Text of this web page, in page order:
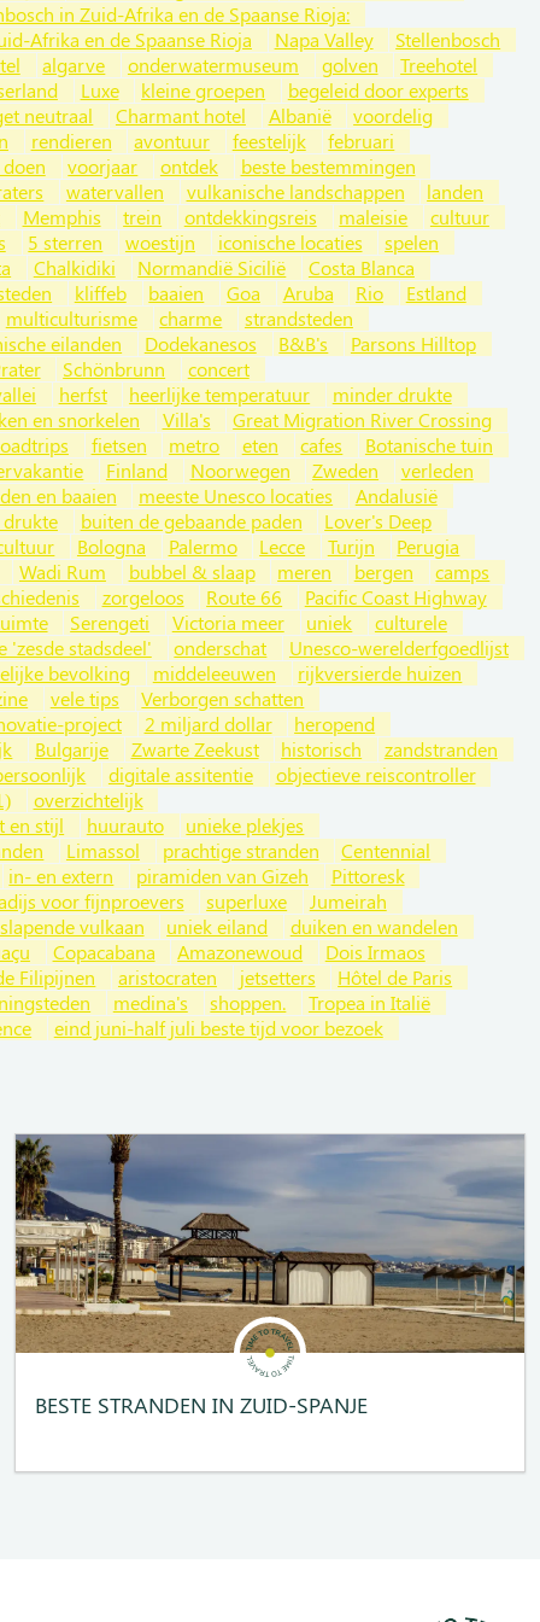
in Zuid-Afrika en de Spaanse Rioja:
Afrika en de Spaanse Rioja Napa Valley
Stellenbosch
algarve onderwatermuseum golven
Treehotel
Luxe kleine groepen
begeleid door experts
neutraal Charmant hotel Albanië
voordelig
rendieren avontuur feestelijk
februari
voorjaar ontdek
beste bestemmingen
watervallen vulkanische landschappen
landen
Memphis trein ontdekkingsreis maleisie
cultuur
5 sterren woestijn iconische locaties
spelen
Chalkidiki Normandië Sicilië
Costa Blanca
kliffeb baaien Goa Aruba Rio
Estland
multiculturisme charme
strandsteden
eilanden Dodekanesos B&B's
Parsons Hilltop
Schönbrunn
concert
herfst heerlijke temperatuur
minder drukte
en snorkelen Villa's
Great Migration River Crossing
fietsen metro eten cafes
Botanische tuin
Finland Noorwegen Zweden
verleden
en baaien meeste Unesco locaties
Andalusië
buiten de gebaande paden
Lover's Deep
Bologna Palermo Lecce Turijn
Perugia
Wadi Rum bubbel & slaap meren bergen
camps
zorgeloos Route 66
Pacific Coast Highway
Serengeti Victoria meer uniek
culturele
'zesde stadsdeel' onderschat
Unesco-werelderfgoedlijst
bevolking middeleeuwen
rijkversierde huizen
vele tips
Verborgen schatten
project 2 miljard dollar
heropend
Bulgarije Zwarte Zeekust historisch
zandstranden
digitale assitentie
objectieve reiscontroller
overzichtelijk
en stijl huurauto
unieke plekjes
Limassol prachtige stranden
Centennial
in- en extern piramiden van Gizeh
Pittoresk
voor fijnproevers superluxe
Jumeirah
slapende vulkaan uniek eiland
duiken en wandelen
Copacabana Amazonewoud
Dois Irmaos
Filipijnen aristocraten jetsetters
Hôtel de Paris
medina's shoppen.
Tropea in Italië
eind juni-half juli beste tijd voor bezoek
BESTE STRANDEN IN ZUID-SPANJE